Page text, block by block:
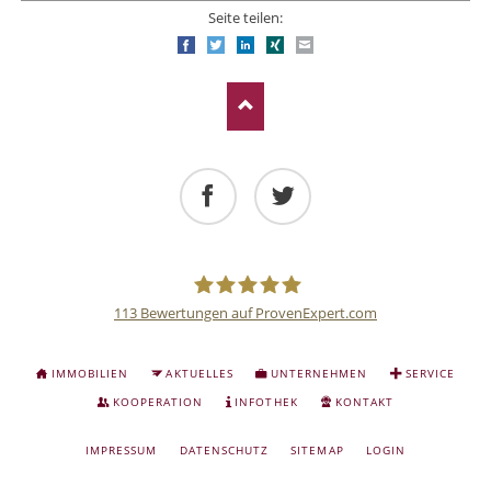
Seite teilen:
FacebookTwitterLinkedIn
Xing
Anlage
und
113 Bewertungen auf ProvenExpert.com
NAVIGATION
ÜBERSPRINGEN
IMMOBILIEN AKTUELLES UNTERNEHMEN
SERVICE
KOOPERATION
INFOTHEK KONTAKT
NAVIGATION
IMPRESSUM DATENSCHUTZ SITEMAP LOGIN